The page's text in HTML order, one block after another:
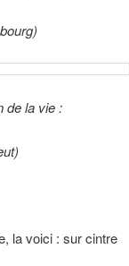
de la vie :
la voici : sur cintre